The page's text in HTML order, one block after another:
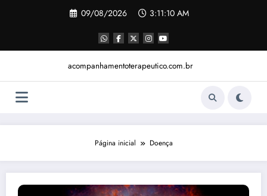
09/08/2026 3:11:11 AM
acompanhamentoterapeutico.com.br
Página inicial Doença